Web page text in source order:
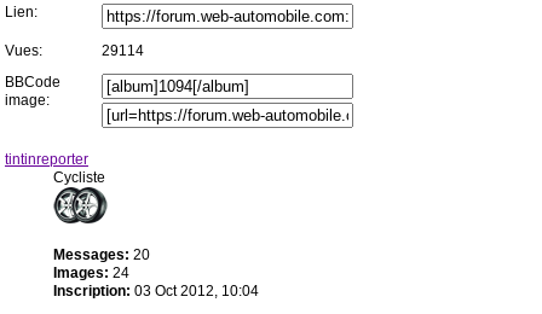
Lien:
Vues:
29114
BBCode
image:
tintinreporter
Cycliste
Messages: 20
Images: 24
Inscription: 03 Oct 2012, 10:04